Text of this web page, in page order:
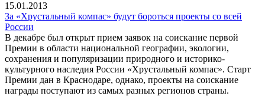
15.01.2013
За «Хрустальный компас» будут бороться проекты со всей
России
В декабре был открыт прием заявок на соискание первой
Премии в области национальной географии, экологии,
сохранения и популяризации природного и историко-
культурного наследия России «Хрустальный компас». Старт
Премии дан в Краснодаре, однако, проекты на соискание
награды поступают из самых разных регионов страны.